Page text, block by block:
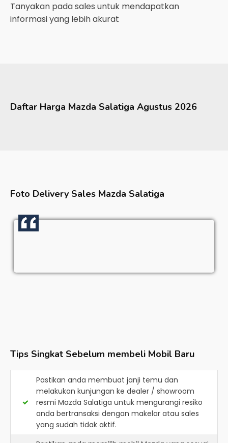
Tanyakan pada sales untuk mendapatkan
informasi yang lebih akurat
Daftar Harga Mazda Salatiga Agustus 2026
Foto Delivery Sales Mazda Salatiga
Tips Singkat Sebelum membeli Mobil Baru
Pastikan anda membuat janji temu dan
melakukan kunjungan ke dealer / showroom
resmi Mazda Salatiga untuk mengurangi resiko
anda bertransaksi dengan makelar atau sales
yang sudah tidak aktif.